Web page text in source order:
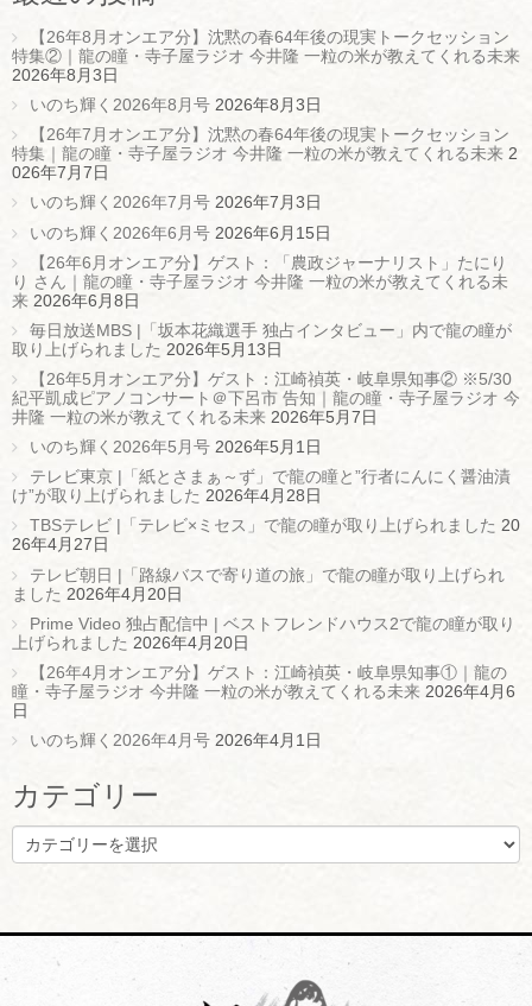
【26年8月オンエア分】沈黙の春64年後の現実トークセッション
特集②｜龍の瞳・寺子屋ラジオ 今井隆 一粒の米が教えてくれる未来
2026年8月3日
いのち輝く2026年8月号 2026年8月3日
【26年7月オンエア分】沈黙の春64年後の現実トークセッション
特集｜龍の瞳・寺子屋ラジオ 今井隆 一粒の米が教えてくれる未来 2
026年7月7日
いのち輝く2026年7月号 2026年7月3日
いのち輝く2026年6月号 2026年6月15日
【26年6月オンエア分】ゲスト：「農政ジャーナリスト」たにり
り さん｜龍の瞳・寺子屋ラジオ 今井隆 一粒の米が教えてくれる未
来 2026年6月8日
毎日放送MBS |「坂本花織選手 独占インタビュー」内で龍の瞳が
取り上げられました 2026年5月13日
【26年5月オンエア分】ゲスト：江崎禎英・岐阜県知事② ※5/30
紀平凱成ピアノコンサート＠下呂市 告知｜龍の瞳・寺子屋ラジオ 今
井隆 一粒の米が教えてくれる未来 2026年5月7日
いのち輝く2026年5月号 2026年5月1日
テレビ東京 |「紙とさまぁ～ず」で龍の瞳と”行者にんにく醤油漬
け”が取り上げられました 2026年4月28日
TBSテレビ |「テレビ×ミセス」で龍の瞳が取り上げられました 20
26年4月27日
テレビ朝日 |「路線バスで寄り道の旅」で龍の瞳が取り上げられ
ました 2026年4月20日
Prime Video 独占配信中 | ベストフレンドハウス2で龍の瞳が取り
上げられました 2026年4月20日
【26年4月オンエア分】ゲスト：江崎禎英・岐阜県知事①｜龍の
瞳・寺子屋ラジオ 今井隆 一粒の米が教えてくれる未来 2026年4月6
日
いのち輝く2026年4月号 2026年4月1日
カテゴリー
カ
テ